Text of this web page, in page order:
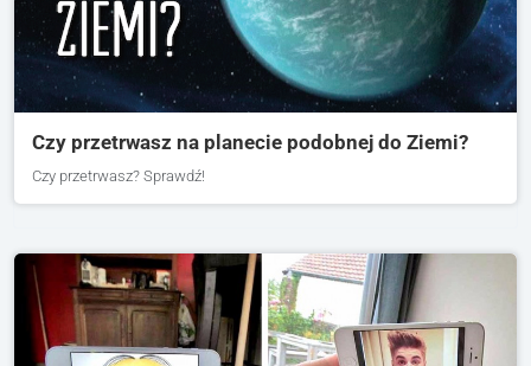
Czy przetrwasz na planecie podobnej do Ziemi?
Czy przetrwasz? Sprawdź!